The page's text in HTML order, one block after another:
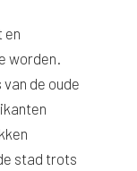
en
worden.
de oude
stad trots